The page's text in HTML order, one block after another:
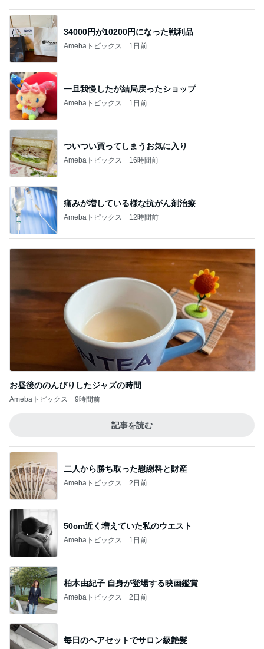
34000円が10200円になった戦利品
Amebaトピックス 1日前
一旦我慢したが結局戻ったショップ
Amebaトピックス 1日前
ついつい買ってしまうお気に入り
Amebaトピックス 16時間前
痛みが増している様な抗がん剤治療
Amebaトピックス 12時間前
お昼後ののんびりしたジャズの時間
Amebaトピックス 9時間前
記事を読む
二人から勝ち取った慰謝料と財産
Amebaトピックス 2日前
50cm近く増えていた私のウエスト
Amebaトピックス 1日前
柏木由紀子 自身が登場する映画鑑賞
Amebaトピックス 2日前
毎日のヘアセットでサロン級艶髪